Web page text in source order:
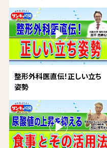
整形外科医直伝！正しい立ち
姿勢